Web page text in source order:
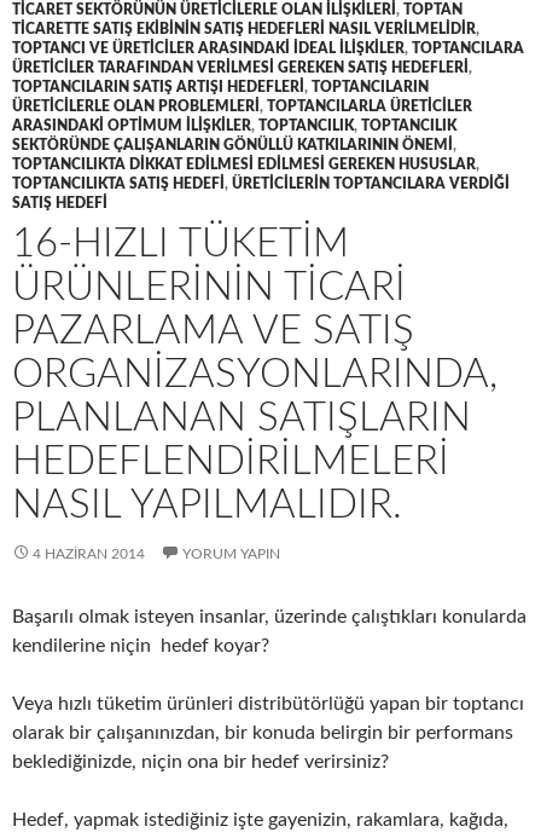
TICARET SEKTÖRÜNÜN ÜRETICILERLE OLAN ILIŞKILERI , TOPTAN
TICARETTE SATIŞ EKIBININ SATIŞ HEDEFLERI NASIL VERILMELIDIR,
TOPTANCI VE ÜRETICILER ARASINDAKI IDEAL ILIŞKILER, TOPTANCILARA
ÜRETICILER TARAFINDAN VERILMESI GEREKEN SATIŞ HEDEFLERI ,
TOPTANCILARIN SATIŞ ARTIŞI HEDEFLERI , TOPTANCILARIN
ÜRETICILERLE OLAN PROBLEMLERI , TOPTANCILARLA ÜRETICILER
ARASINDAKI OPTIMUM ILIŞKILER, TOPTANCILIK, TOPTANCILIK
SEKTÖRÜNDE ÇALIŞANLARIN GÖNÜLLÜ KATKILARININ ÖNEMI ,
TOPTANCILIKTA DIKKAT EDILMESI EDILMESI GEREKEN HUSUSLAR,
TOPTANCILIKTA SATIŞ HEDEFI , ÜRETICILERIN TOPTANCILARA VERDIĞI
SATIŞ HEDEFI
16-HIZLI TÜKETIM
ÜRÜNLERININ TICARI
PAZARLAMA VE SATIŞ
ORGANIZASYONLARINDA,
PLANLANAN SATIŞLARIN
HEDEFLENDIRILMELERI
NASIL YAPILMALIDIR.
4 HAZIRAN 2014 YORUM YAPIN
Başarılı olmak isteyen insanlar, üzerinde çalıştıkları konularda
kendilerine niçin hedef koyar?
Veya hızlı tüketim ürünleri distribütörlüğü yapan bir toptancı
olarak bir çalışanınızdan, bir konuda belirgin bir performans
beklediğinizde, niçin ona bir hedef verirsiniz?
Hedef, yapmak istediğiniz işte gayenizin, rakamlara, kağıda,